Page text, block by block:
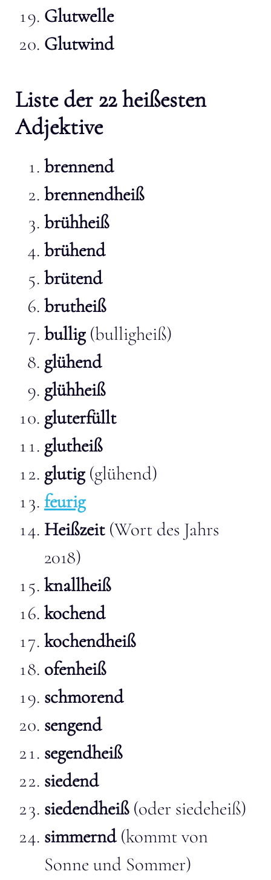
Glutwelle
Glutwind
Liste der 22 heißesten
Adjektive
brennend
brennendheiß
brühheiß
brühend
brütend
brutheiß
bullig(bulligheiß)
glühend
glühheiß
gluterfüllt
glutheiß
glutig(glühend)
feurig
Heißzeit(Wort des Jahrs
2018)
knallheiß
kochend
kochendheiß
ofenheiß
schmorend
sengend
segendheiß
siedend
siedendheiß(oder siedeheiß)
simmernd(kommt von
Sonne und Sommer)